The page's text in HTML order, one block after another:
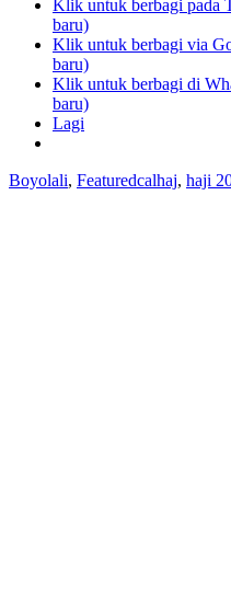
Klik untuk berbagi pada
baru)
Klik untuk berbagi via
baru)
Klik untuk berbagi di
baru)
Lagi
Boyolali, Featuredcalhaj, haji